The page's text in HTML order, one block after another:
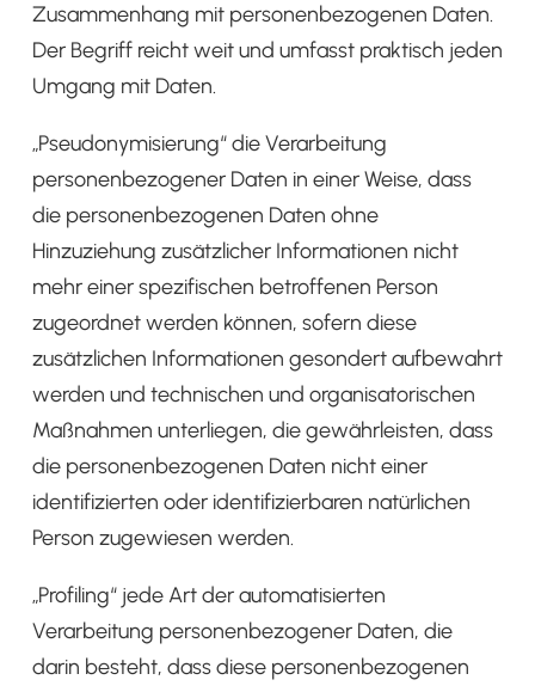
Zusammenhang mit personenbezogenen Daten.
Der Begriff reicht weit und umfasst praktisch jeden
Umgang mit Daten.
„Pseudonymisierung“ die Verarbeitung
personenbezogener Daten in einer Weise, dass
die personenbezogenen Daten ohne
Hinzuziehung zusätzlicher Informationen nicht
mehr einer spezifischen betroffenen Person
zugeordnet werden können, sofern diese
zusätzlichen Informationen gesondert aufbewahrt
werden und technischen und organisatorischen
Maßnahmen unterliegen, die gewährleisten, dass
die personenbezogenen Daten nicht einer
identifizierten oder identifizierbaren natürlichen
Person zugewiesen werden.
„Profiling“ jede Art der automatisierten
Verarbeitung personenbezogener Daten, die
darin besteht, dass diese personenbezogenen